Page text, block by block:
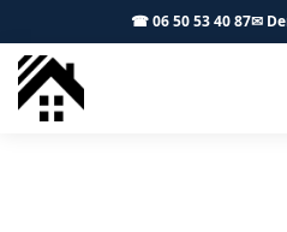
☎ 06 50 53 40 87✉